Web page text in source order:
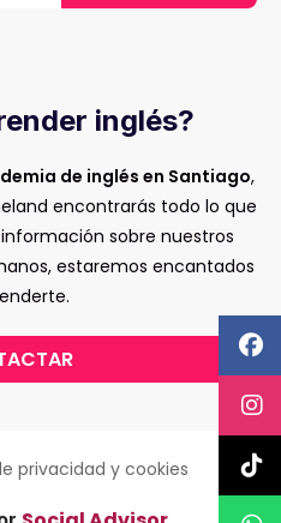
inglés?
de inglés en Santiago,
encontrarás todo lo que
sobre nuestros
estaremos encantados
privacidad y cookies